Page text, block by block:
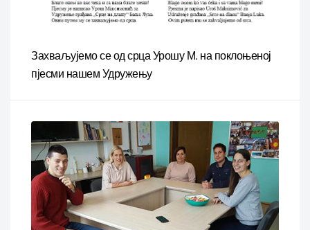
Захваљујемо се од срца Урошу М. на поклоњеној
пјесми нашем Удружењу